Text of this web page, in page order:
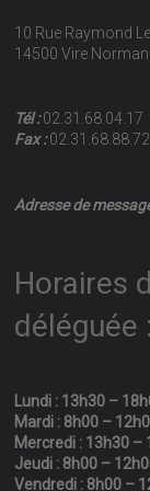
10 Rue Raymond
14500 Vire
Tél :02.31.68.04.17
Fax :02.31.68.88.72
Adresse de
Horaires
déléguée :
Lundi : 13h30 –
Mardi : 8h00 –
Mercredi : 13h30 –
Jeudi : 8h00 –
Vendredi : 8h00 –